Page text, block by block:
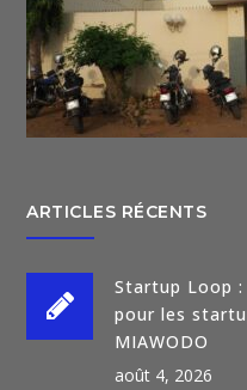
ARTICLES RÉCENTS
Startup Loop
pour les
MIAWODO
août 4, 2026